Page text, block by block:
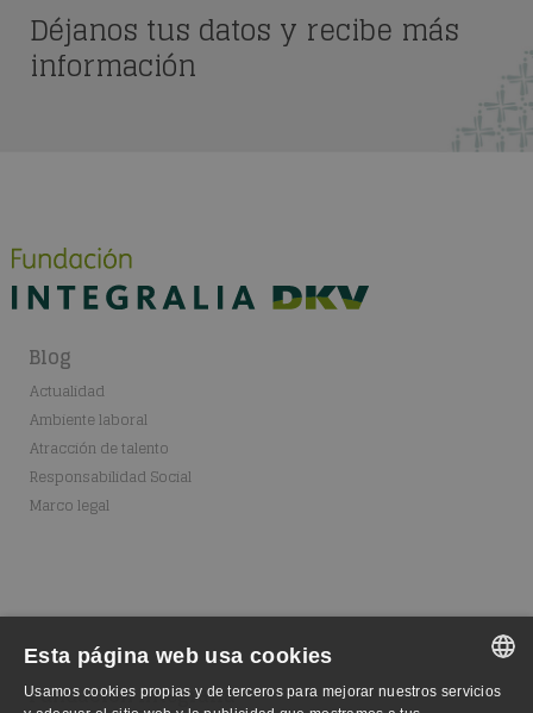
Déjanos tus datos y recibe más
información
Blog
Actualidad
Ambiente laboral
Atracción de talento
Responsabilidad Social
Marco legal
Fundación Integralia
Esta página web usa cookies
Usamos cookies propias y de terceros para mejorar nuestros servicios